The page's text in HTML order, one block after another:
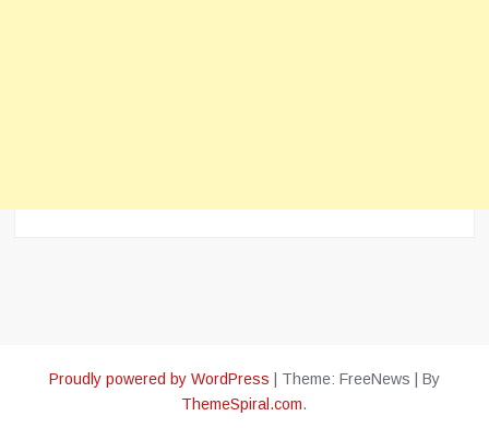
Proudly powered by WordPress Theme: FreeNews
By
ThemeSpiral.com.